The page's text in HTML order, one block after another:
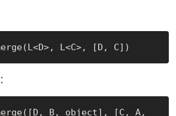
：
B, object], [C, A,